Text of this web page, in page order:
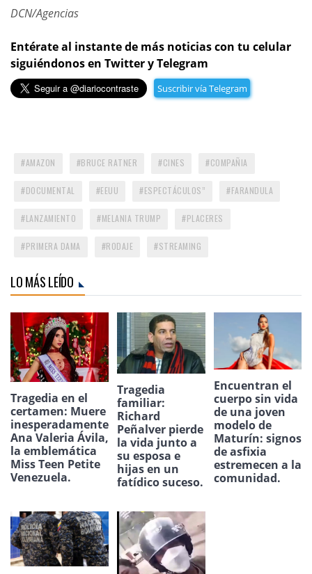
DCN/Agencias
Entérate al instante de más noticias con tu celular
siguiéndonos en Twitter y Telegram
Suscribir vía Telegram
AMAZON BRUCE RATNER CINES COMPAÑIA
DOCUMENTAL EEUU ESPECTÁCULOS” FARANDULA
LANZAMIENTO MELANIA TRUMP PLACERES
PRIMERA DAMA RODAJE STREAMING
LO MÁS LEÍDO
Tragedia en el
certamen: Muere
inesperadamente
Ana Valeria Ávila,
la emblemática
Miss Teen Petite
Venezuela.
Tragedia
familiar:
Richard
Peñalver pierde
la vida junto a
su esposa e
hijas en un
fatídico suceso.
Encuentran el
cuerpo sin vida
de una joven
modelo de
Maturín: signos
de asfixia
estremecen a la
comunidad.